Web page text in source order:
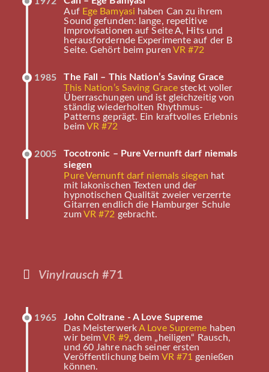
Vinylrausch #71
1965
John Coltrane - A Love Supreme
Das MeisterwerkA Love Supreme haben
wir beimVR #9, dem „heiligen“ Rausch,
und 60 Jahre nach seiner ersten
Veröffentlichung beim VR #71 genießen
können.
Auf Ege Bamyasi haben Can zu ihrem
Sound gefunden: lange, repetitive
Improvisationen auf Seite A, Hits und
herausfordernde Experimente auf der B
Seite. Gehört beim puren VR #72
1985
The Fall – This Nation’s Saving Grace
This Nation’s Saving Grace steckt voller
Überraschungen und ist gleichzeitig von
ständig wiederholten Rhythmus-
Patterns geprägt. Ein kraftvolles Erlebnis
beim VR #72
2005
Tocotronic – Pure Vernunft darf niemals
siegen
Pure Vernunft darf niemals siegen hat
mit lakonischen Texten und der
hypnotischen Qualität zweier verzerrte
Gitarren endlich die Hamburger Schule
zum VR #72 gebracht.